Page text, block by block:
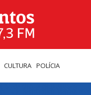
CULTURA POLÍCIA